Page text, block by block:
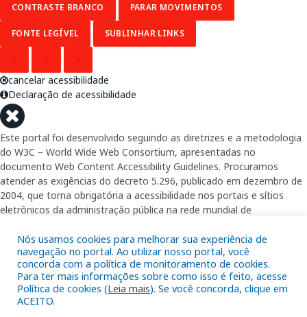
Nós usamos cookies para melhorar sua experiência de
navegação no portal. Ao utilizar nosso portal, você
concorda com a política de monitoramento de cookies.
Para ter mais informações sobre como isso é feito, acesse
Política de cookies (Leia mais). Se você concorda, clique em
ACEITO.
CONTRASTE BRANCO PARAR MOVIMENTOS
FONTE LEGÍVEL SUBLINHAR LINKS
cancelar acessibilidade
Declaração de acessibilidade
Este portal foi desenvolvido seguindo as diretrizes e a metodologia
do W3C – World Wide Web Consortium, apresentadas no
documento Web Content Accessibility Guidelines. Procuramos
atender as exigências do decreto 5.296, publicado em dezembro de
2004, que torna obrigatória a acessibilidade nos portais e sítios
eletrônicos da administração pública na rede mundial de
garantindo-lhes o pleno acesso aos conteúdos disponíveis.
Além de validações automáticas, foram realizados testes em
diversos navegadores e através do utilitário de acesso a Internet do
DOSVOX, sistema operacional destinado deficientes visuais.